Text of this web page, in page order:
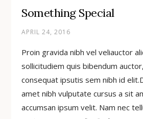
Something Special
APRIL 24, 2016
Proin gravida nibh vel veliauctor
sollicitudiem quis bibendum
consequat ipsutis sem nibh id
amet nibh vulputate cursus a sit
accumsan ipsum velit. Nam nec